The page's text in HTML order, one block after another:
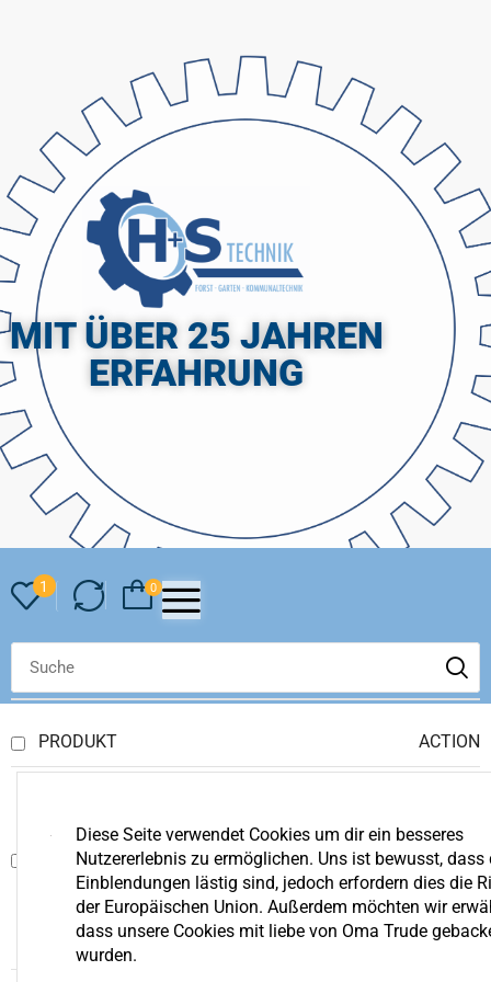
MIT ÜBER 25 JAHREN
ERFAHRUNG
1 0
PRODUKT ACTION
Schneefräse SNT2400E-
K2753 Set + 2x BA4200 + 2x
CH5500E
€2.032,56
Diese Seite verwendet Cookies um dir ein besseres
Nutzererlebnis zu ermöglichen. Uns ist bewusst, dass
Einblendungen lästig sind, jedoch erfordern dies die
der Europäischen Union. Außerdem möchten wir
dass unsere Cookies mit liebe von Oma Trude
wurden.